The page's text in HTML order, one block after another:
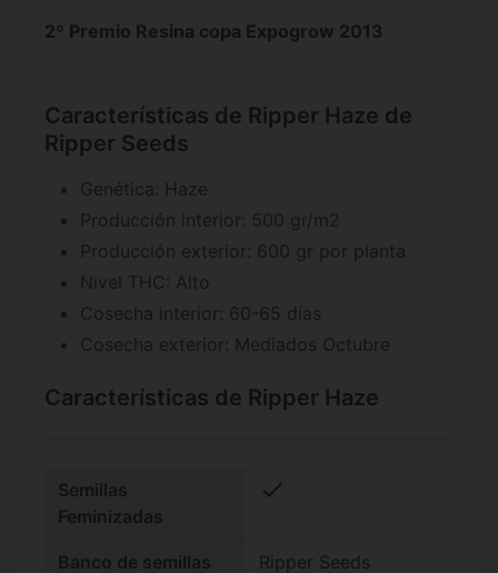
2º Premio Resina copa Expogrow 2013
Características de Ripper Haze de
Ripper Seeds
Genética: Haze
Producción interior: 500 gr/m2
Producción exterior: 600 gr por planta
Nivel THC: Alto
Cosecha interior: 60-65 días
Cosecha exterior: Mediados Octubre
Características de Ripper Haze
Semillas
Feminizadas
check
Banco de semillas Ripper Seeds